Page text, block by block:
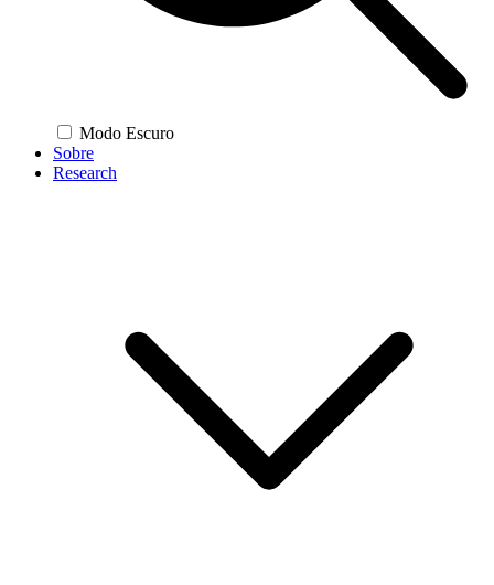
Modo Escuro
Sobre
Research